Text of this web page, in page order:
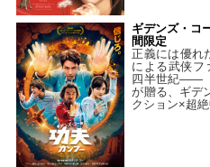
ギデンズ・コ
間限定
正義には優れ
による武侠フ
四半世紀――
が贈る、ギデ
クション×超